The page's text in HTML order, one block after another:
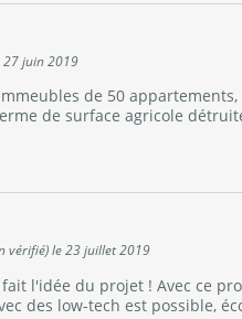
27 juin 2019
de 50
de surface agricole
vérifié)le23 juillet 2019
l'idée du projet ! Avec ce
des low-tech est possible,